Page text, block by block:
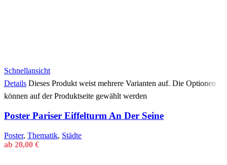
Schnellansicht
Details Dieses Produkt weist mehrere Varianten auf. Die Optionen
können auf der Produktseite gewählt werden
Poster Pariser Eiffelturm An Der Seine
Poster, Thematik, Städte
ab 20,00 €